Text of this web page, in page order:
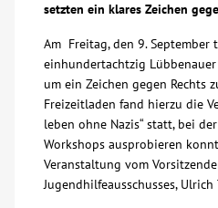
Über uns
Veranstaltungen
Spenden
Mitmachen
setzten ein klares Zeichen
Am Freitag, den 9. September
einhundertachtzig
um ein Zeichen gegen Rechts
Freizeitladen fand hierzu die
leben ohne Nazis“ statt, bei
Workshops ausprobieren
Veranstaltung vom
Jugendhilfeausschusses,